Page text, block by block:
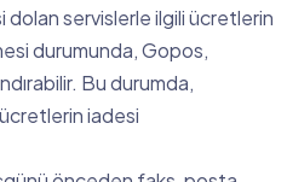
dolan servislerle ilgili ücretlerin
durumunda, Gopos,
Bu durumda,
iadesi